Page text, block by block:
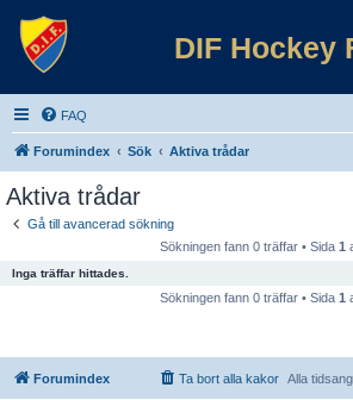
DIF Hockey
FAQ
Forumindex Sök Aktiva trådar
Aktiva trådar
Gå till avancerad sökning
Sökningen fann 0 träffar • Sida 1
Inga träffar hittades.
Sökningen fann 0 träffar • Sida 1
Forumindex Alla
Ta bort alla kakor